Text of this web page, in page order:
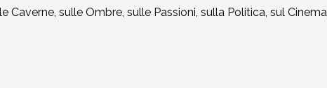
sulle Ombre, sulle Passioni, sulla Politica, sul